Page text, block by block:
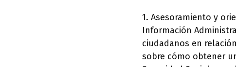
1. Asesoramiento y
Información
ciudadanos en
sobre cómo obtener